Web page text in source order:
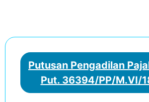
Putusan Pengadilan
Put. 36394/PP/M.VI/